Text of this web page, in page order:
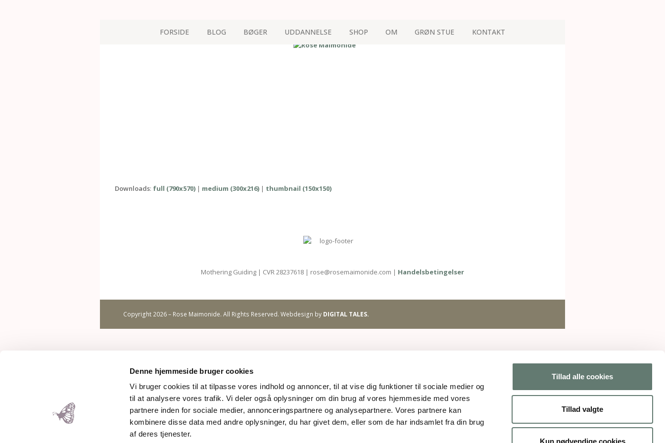
Denne hjemmeside bruger cookies
Vi bruger cookies til at tilpasse vores indhold og annoncer, til at vise dig funktioner til sociale medier og
til at analysere vores trafik. Vi deler også oplysninger om din brug af vores hjemmeside med vores
partnere inden for sociale medier, annonceringspartnere og analysepartnere. Vores partnere kan
kombinere disse data med andre oplysninger, du har givet dem, eller som de har indsamlet fra din brug
af deres tjenester.
Tillad alle cookies
Tillad valgte
Kun nødvendige cookies
FORSIDE BLOG BØGER UDDANNELSE SHOP OM GRØN STUE KONTAKT
Downloads: full (790x570) | medium (300x216) | thumbnail (150x150)
Mothering Guiding | CVR 28237618 | rose@rosemaimonide.com | Handelsbetingelser
Copyright 2026 – Rose Maimonide. All Rights Reserved. Webdesign by DIGITAL TALES.